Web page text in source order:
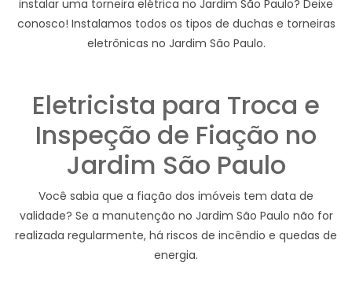
instalar uma torneira elétrica no Jardim São Paulo? Deixe
conosco! Instalamos todos os tipos de duchas e torneiras
eletrônicas no Jardim São Paulo.
Eletricista para Troca e
Inspeção de Fiação no
Jardim São Paulo
Você sabia que a fiação dos imóveis tem data de
validade? Se a manutenção no Jardim São Paulo não for
realizada regularmente, há riscos de incêndio e quedas de
energia.